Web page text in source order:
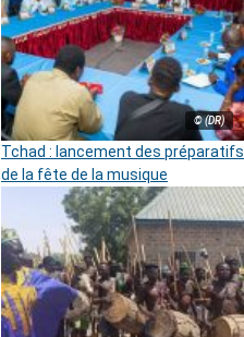
© (DR)
Tchad : lancement des préparatifs
de la fête de la musique